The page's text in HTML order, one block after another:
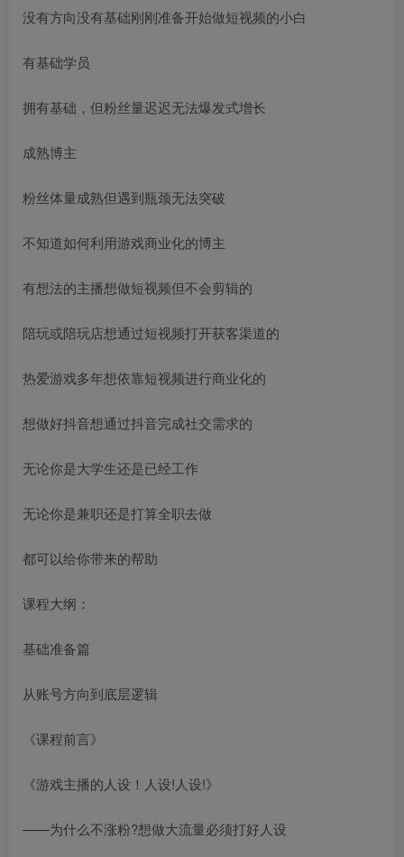
没有方向没有基础刚刚准备开始做短视频的小白
有基础学员
拥有基础，但粉丝量迟迟无法爆发式增长
成熟博主
粉丝体量成熟但遇到瓶颈无法突破
不知道如何利用游戏商业化的博主
有想法的主播想做短视频但不会剪辑的
陪玩或陪玩店想通过短视频打开获客渠道的
热爱游戏多年想依靠短视频进行商业化的
想做好抖音想通过抖音完成社交需求的
无论你是大学生还是已经工作
无论你是兼职还是打算全职去做
都可以给你带来的帮助
课程大纲：
基础准备篇
从账号方向到底层逻辑
《课程前言》
《游戏主播的人设！人设!人设!》
——为什么不涨粉?想做大流量必须打好人设